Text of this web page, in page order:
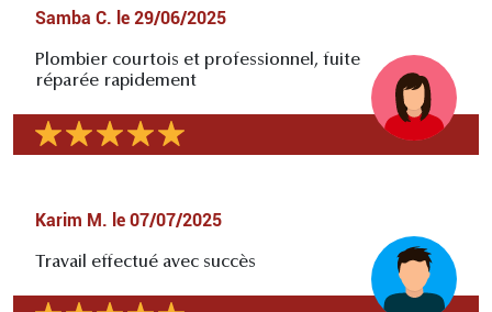
Samba C. le 29/06/2025
Plombier courtois et professionnel, fuite
réparée rapidement
Karim M. le 07/07/2025
Travail effectué avec succès